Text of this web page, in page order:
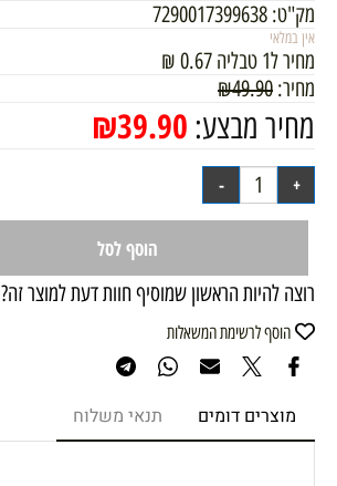
מק"ט: 7290017399638
אין במלאי
מחיר ל1 טבליה 0.67
₪
מחיר:
₪49.90
מחיר מבצע: ₪39.90
הוסף לסל
רוצה להיות הראשון שמוסיף חוות דעת למוצר זה?
הוסף לרשימת המשאלות
מוצרים דומים תנאי משלוח